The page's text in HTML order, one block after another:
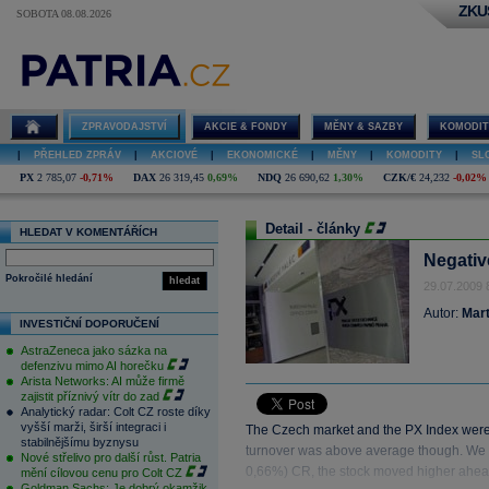
SOBOTA 08.08.2026
ZPRAVODAJSTVÍ AKCIE & FONDY MĚNY & SAZBY
PŘEHLED ZPRÁV AKCIOVÉ EKONOMICKÉ MĚNY KOMODITY
PX 2 785,07 -0,71% DAX 26 319,45 0,69% NDQ 26 690,62 1,30% CZK/€ 24,232 -0,02%
HLEDAT V KOMENTÁŘÍCH
hledat
Pokročilé hledání
INVESTIČNÍ DOPORUČENÍ
AstraZeneca jako sázka na
defenzivu mimo AI horečku
Arista Networks: AI může firmě
zajistit příznivý vítr do zad
Analytický radar: Colt CZ roste díky
vyšší marži, širší integraci i
stabilnějšímu byznysu
Nové střelivo pro další růst. Patria
mění cílovou cenu pro Colt CZ
Detail - články
29.07.2009
Autor:
The Czech market and the PX Index
turnover was above average though.
0,66%) CR, the stock moved higher